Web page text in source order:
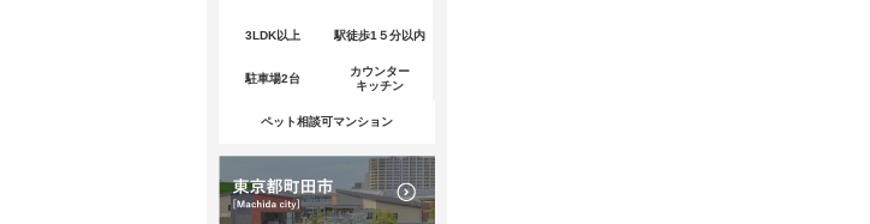
3LDK以上 駅徒歩1５分以内
駐車場2台
カウンター
キッチン
ペット相談可マンション